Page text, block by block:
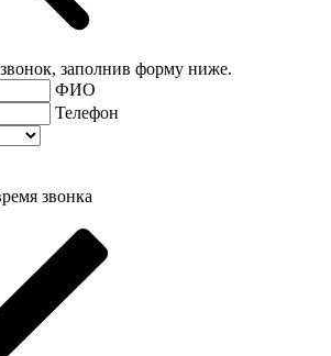
заполнив форму ниже.
ФИО
Телефон
звонка